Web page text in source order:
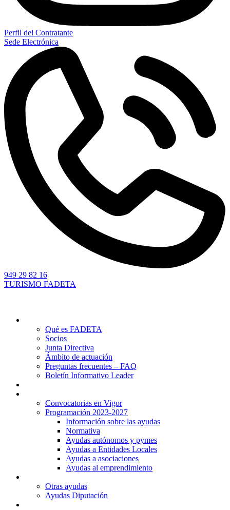
Perfil del Contratante
Sede Electrónica
949 29 82 16
TURISMO FADETA
Qué es FADETA
Socios
Junta Directiva
Ámbito de actuación
Preguntas frecuentes – FAQ
Boletín Informativo Leader
Convocatorias en Vigor
Programación 2023-2027
Información sobre las ayudas
Normativa
Ayudas autónomos y pymes
Ayudas a Entidades Locales
Ayudas a asociaciones
Ayudas al emprendimiento
Otras ayudas
Ayudas Diputación